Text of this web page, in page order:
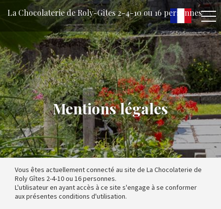
La Chocolaterie de Roly-Gîtes 2-4-10 ou 16 personnes
Mentions légales
Vous êtes actuellement connecté au site de La Chocolaterie de
Roly Gîtes 2-4-10 ou 16 personnes.
L'utilisateur en ayant accès à ce site s'engage à se conformer
aux présentes conditions d'utilisation.